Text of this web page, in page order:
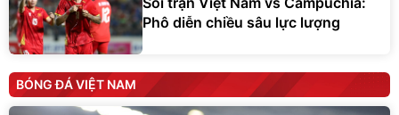
Phô diễn chiều sâu lực lượng
BÓNG ĐÁ VIỆT NAM